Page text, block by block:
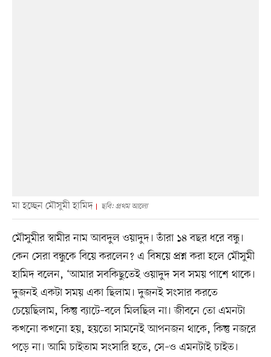
মা হচ্ছেন মৌসুমী হামিদ ছবি: প্রথম আলো
মৌসুমীর স্বামীর নাম আবদুল ওয়াদুদ। তাঁরা ১৪ বছর ধরে বন্ধু।
কেন সেরা বন্ধুকে বিয়ে করলেন? এ বিষয়ে প্রশ্ন করা হলে মৌসুমী
হামিদ বলেন, ‘আমার সবকিছুতেই ওয়াদুদ সব সময় পাশে থাকে।
দুজনই একটা সময় একা ছিলাম। দুজনই সংসার করতে
চেয়েছিলাম, কিন্তু ব্যাটে–বলে মিলছিল না। জীবনে তো এমনটা
কখনো কখনো হয়, হয়তো সামনেই আপনজন থাকে, কিন্তু নজরে
পড়ে না। আমি চাইতাম সংসারি হতে, সে–ও এমনটাই চাইত।